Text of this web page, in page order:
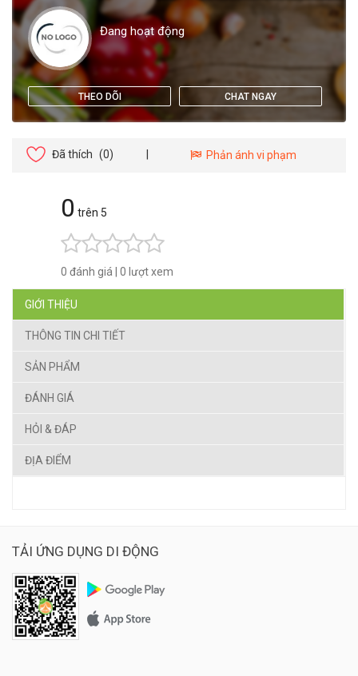
Đang hoạt động
THEO DÕI CHAT NGAY
Đã thích (0) Phản ánh vi phạm
0 trên 5
0 đánh giá 0 lượt xem
GIỚI THIỆU
THÔNG TIN CHI TIẾT
SẢN PHẨM
ĐÁNH GIÁ
HỎI & ĐÁP
ĐỊA ĐIỂM
TẢI ỨNG DỤNG DI ĐỘNG